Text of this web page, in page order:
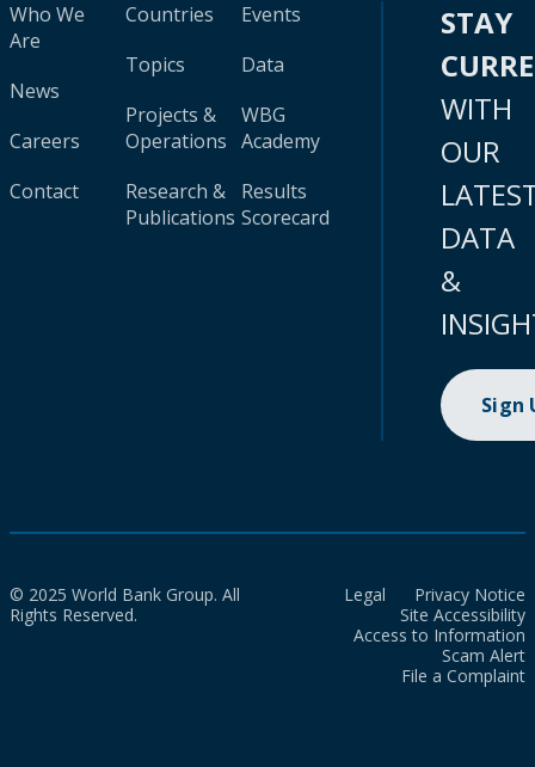
Who We
Are
News
Careers
Contact
Countries
Topics
Projects &
Operations
Research &
Publications
Events
Data
WBG
Academy
Results
Scorecard
STAY
WITH
OUR
DATA
&
Sign
© 2025 World Bank Group. All
Rights Reserved.
Legal
Privacy Notice
Site Accessibility
Access to Information
Scam Alert
File a Complaint